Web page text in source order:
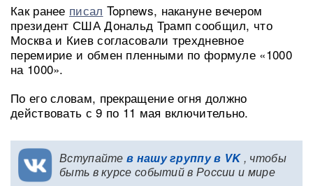
Как ранее писал Topnews, накануне вечером
президент США Дональд Трамп сообщил, что
Москва и Киев согласовали трехдневное
перемирие и обмен пленными по формуле «1000
на 1000».
По его словам, прекращение огня должно
действовать с 9 по 11 мая включительно.
Вступайте в нашу группу в VK, чтобы
быть в курсе событий в России и мире